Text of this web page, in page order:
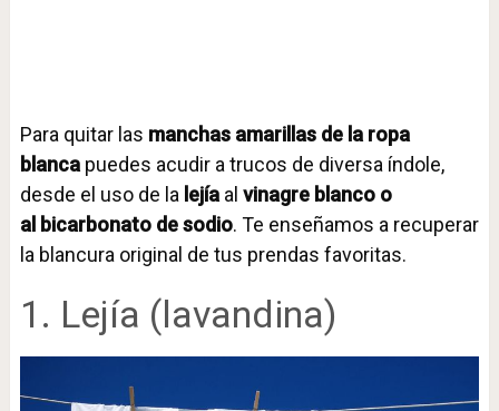
Para quitar las manchas amarillas de la ropa
blancapuedes acudir a trucos de diversa índole,
desde el uso de la lejíaal vinagre blanco o
al bicarbonato de sodio. Te enseñamos a recuperar
la blancura original de tus prendas favoritas.
1. Lejía (lavandina)